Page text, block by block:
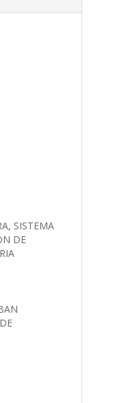
SISTEMA
DE